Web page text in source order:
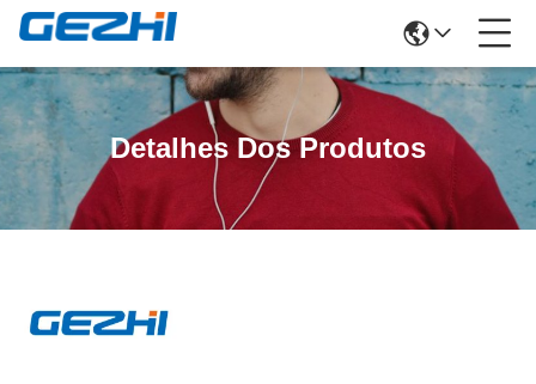
Detalhes Dos Produtos